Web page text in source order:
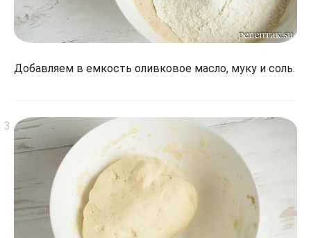
Добавляем в емкость оливковое масло, муку и соль.